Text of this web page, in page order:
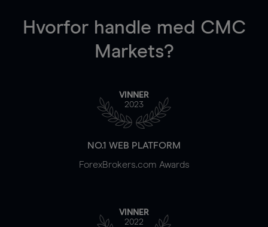
Hvorfor handle med CMC
Markets?
VINNER
2023
NO.1 WEB PLATFORM
ForexBrokers.com Awards
VINNER
2022